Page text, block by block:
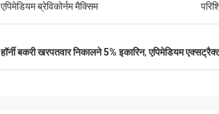
एपिमेडियम ब्रेविकोर्नम मैक्सिम
हॉर्नी बकरी खरपतवार निकालने 5% इकारिन,एपिमेडियम